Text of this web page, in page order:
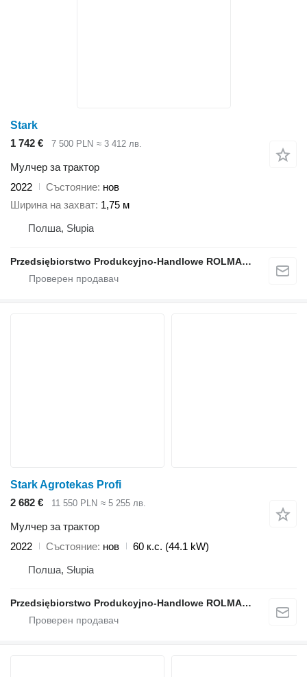
Stark
1 742 €
7 500 PLN ≈ 3 412 лв.
Мулчер за трактор
2022
Състояние нов
Ширина на захват 1,75 м
Полша, Słupia
Przedsiębiorstwo Produkcyjno-Handlowe ROLMAPOL Marcin Dziekan
Stark Agrotekas Profi
2 682 €
11 550 PLN ≈ 5 255 лв.
Мулчер за трактор
2022
Състояние нов
60 к.с. (44.1 kW)
Полша, Słupia
Przedsiębiorstwo Produkcyjno-Handlowe ROLMAPOL Marcin Dziekan